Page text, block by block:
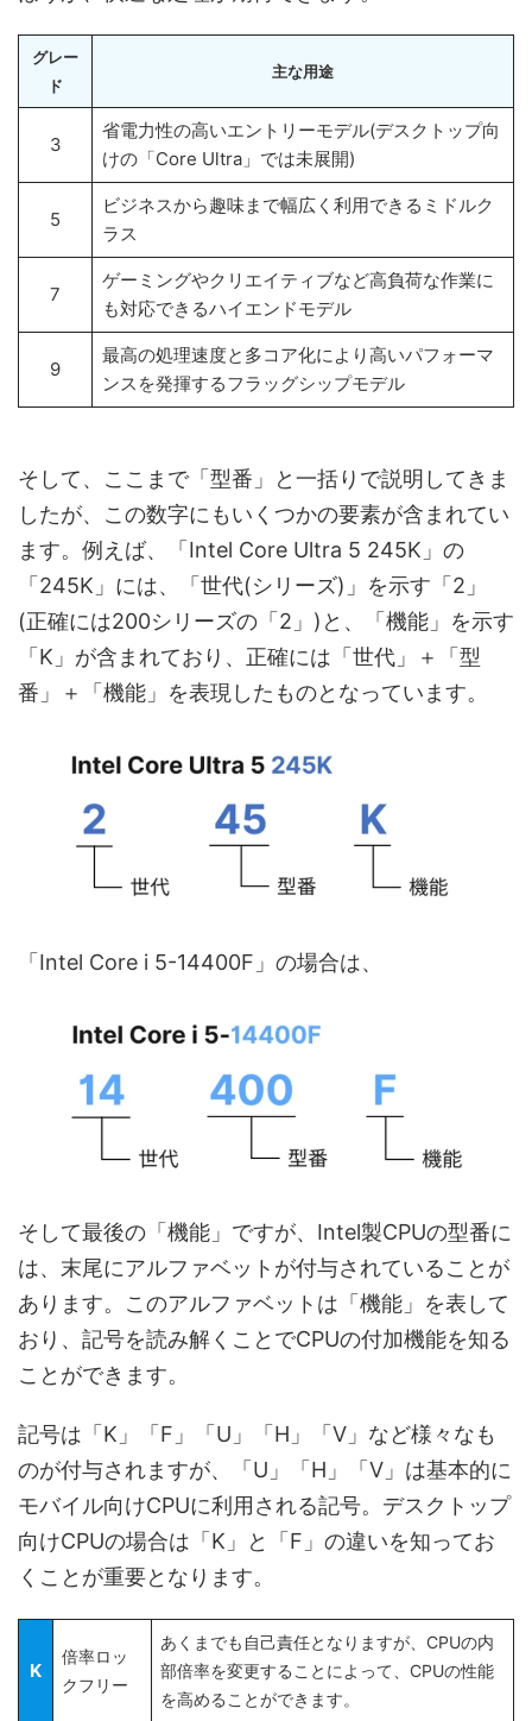
グレー
ド
主な用途
3
省電力性の高いエントリーモデル(デスクトップ向
けの「Core Ultra」では未展開)
5
ビジネスから趣味まで幅広く利用できるミドルク
ラス
7
ゲーミングやクリエイティブなど高負荷な作業に
も対応できるハイエンドモデル
9
最高の処理速度と多コア化により高いパフォーマ
ンスを発揮するフラッグシップモデル
そして、ここまで「型番」と一括りで説明してきま
したが、この数字にもいくつかの要素が含まれてい
ます。例えば、「Intel Core Ultra 5 245K」の
「245K」には、「世代(シリーズ)」を示す「2」
(正確には200シリーズの「2」)と、「機能」を示す
「K」が含まれており、正確には「世代」＋「型
番」＋「機能」を表現したものとなっています。
「Intel Core i 5-14400F」の場合は、
そして最後の「機能」ですが、Intel製CPUの型番に
は、末尾にアルファベットが付与されていることが
あります。このアルファベットは「機能」を表して
おり、記号を読み解くことでCPUの付加機能を知る
ことができます。
記号は「K」「F」「U」「H」「V」など様々なも
のが付与されますが、「U」「H」「V」は基本的に
モバイル向けCPUに利用される記号。デスクトップ
向けCPUの場合は「K」と「F」の違いを知ってお
くことが重要となります。
K
倍率ロッ
クフリー
あくまでも自己責任となりますが、CPUの内
部倍率を変更することによって、CPUの性能
を高めることができます。